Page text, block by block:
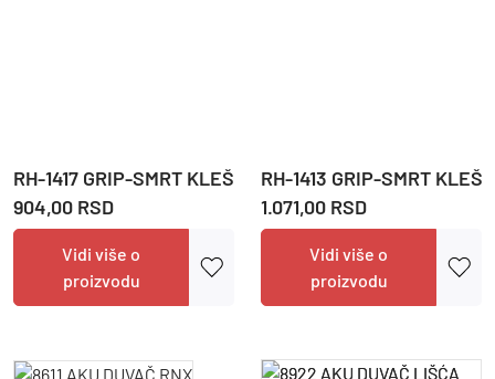
RH-1417 GRIP-SMRT KLEŠTA 250MM RNX
904,00 RSD
Vidi više o
proizvodu
RH-1413 GRIP-SMRT
1.071,00 RSD
Vidi više o
proizvodu